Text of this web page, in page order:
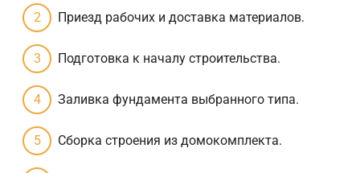
Приезд рабочих и доставка материалов.
Подготовка к началу строительства.
Заливка фундамента выбранного типа.
Сборка строения из домокомплекта.